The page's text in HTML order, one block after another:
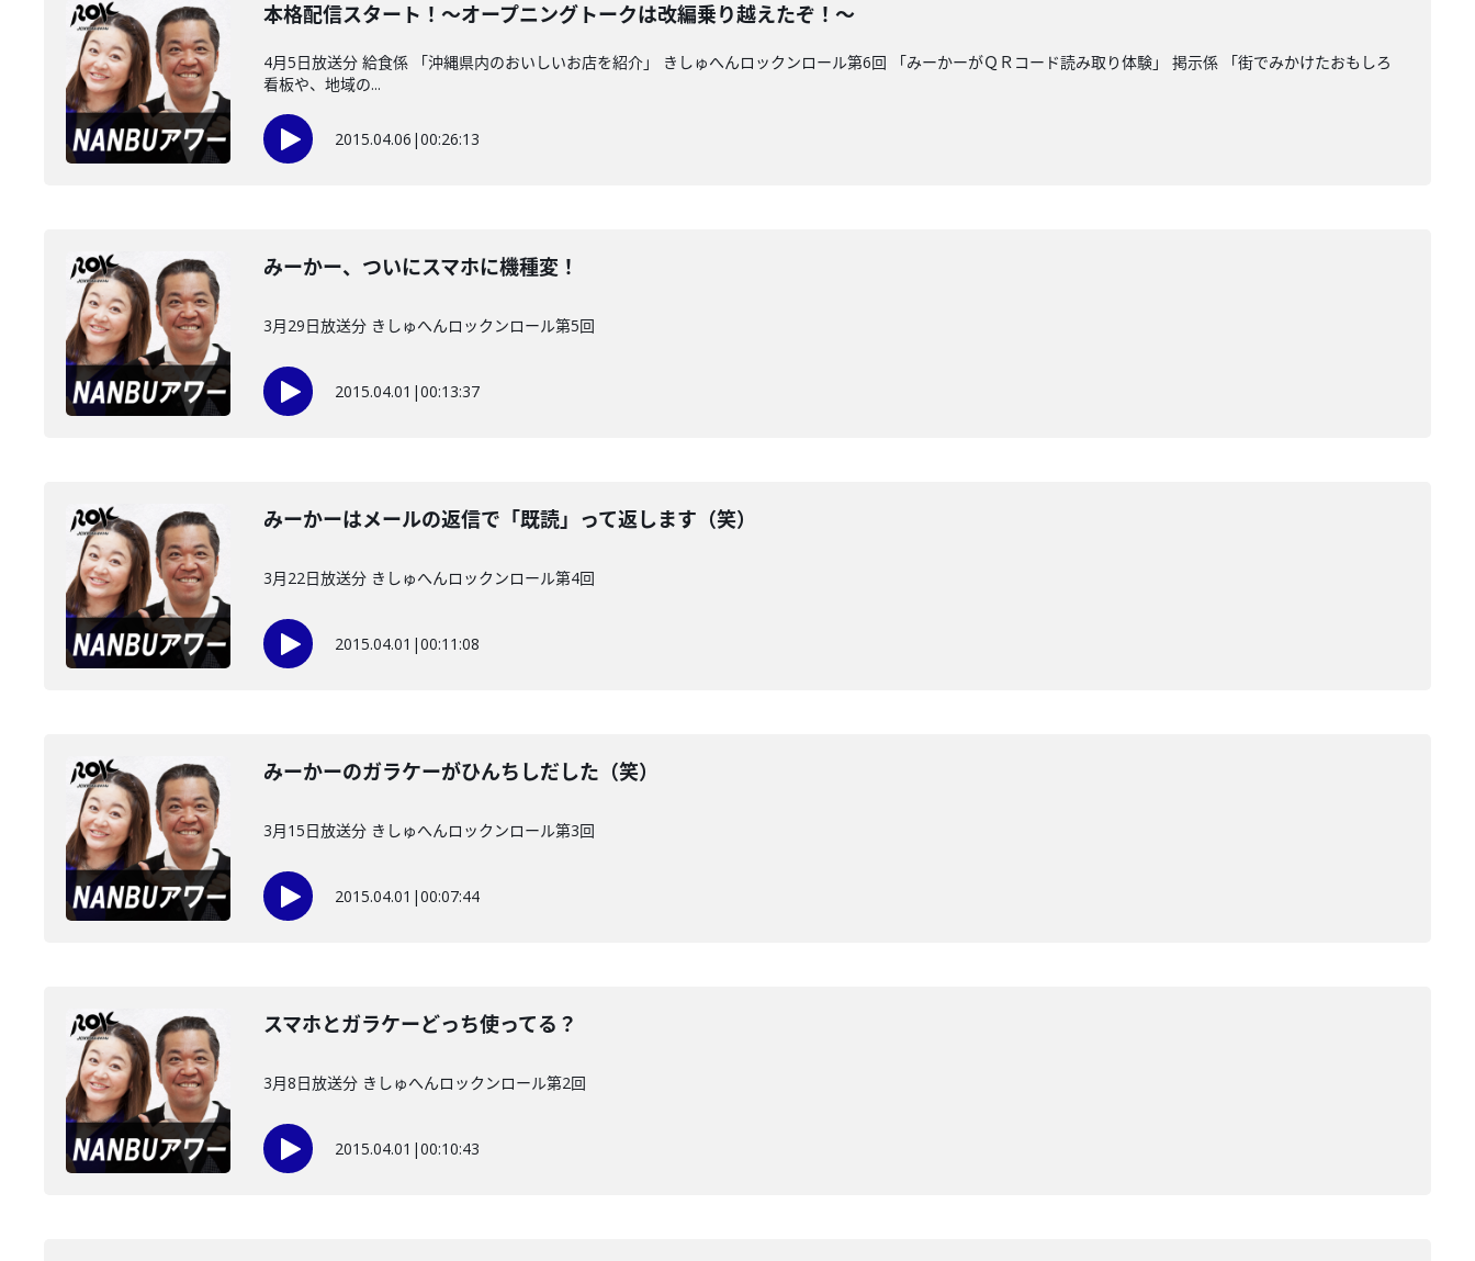
本格配信スタート！～オープニングトークは改編乗り越えたぞ！～
4月5日放送分 給食係 「沖縄県内のおいしいお店を紹介」 きしゅへんロックンロール第6回 「みーかーがＱＲコード読み取り体験」 掲示係 「街でみかけたおもしろ
看板や、地域の...
2015.04.06 |00:26:13
みーかー、ついにスマホに機種変！
3月29日放送分 きしゅへんロックンロール第5回
2015.04.01 |00:13:37
みーかーはメールの返信で「既読」って返します（笑）
3月22日放送分 きしゅへんロックンロール第4回
2015.04.01 |00:11:08
みーかーのガラケーがひんちしだした（笑）
3月15日放送分 きしゅへんロックンロール第3回
2015.04.01 |00:07:44
スマホとガラケーどっち使ってる？
3月8日放送分 きしゅへんロックンロール第2回
2015.04.01 |00:10:43